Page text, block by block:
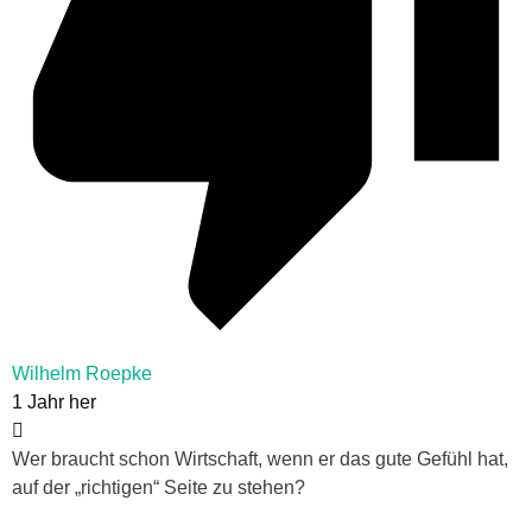
Wilhelm Roepke
1 Jahr her
Wer braucht schon Wirtschaft, wenn er das gute Gefühl hat,
auf der „richtigen“ Seite zu stehen?